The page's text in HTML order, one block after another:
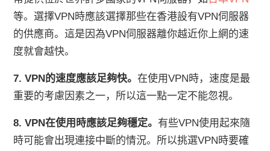
等。選擇VPN時應該選擇那些在香港設有VPN伺服器
的供應商。這是因為VPN伺服器離你越近你上網的速
度就會越快。
7. VPN的速度應該足夠快。 在使用VPN時，速度是最
重要的考慮因素之一，所以這一點一定不能忽視。
8. VPN在使用時應該足夠穩定。 有些VPN使用起來隨
時可能會出現連接中斷的情況。所以挑選VPN時要確